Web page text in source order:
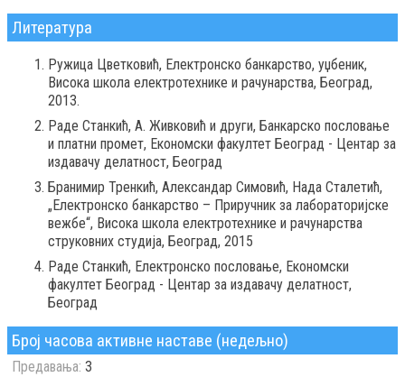
Литература
Ружица Цветковић, Електронско банкарство, уџбеник,
Висока школа електротехнике и рачунарства, Београд,
2013.
Раде Станкић, А. Живковић и други, Банкарско пословање
и платни промет, Економски факултет Београд - Центар за
издавачу делатност, Београд
Бранимир Тренкић, Александар Симовић, Нада Сталетић,
„Електронско банкарство – Приручник за лабораторијске
вежбе“, Висока школа електротехнике и рачунарства
струковних студија, Београд, 2015
Раде Станкић, Електронско пословање, Економски
факултет Београд - Центар за издавачу делатност,
Београд
Број часова активне наставе (недељно)
Предавања: 3